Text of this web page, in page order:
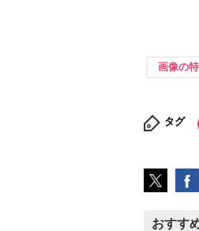
画像の
タグ
おすす